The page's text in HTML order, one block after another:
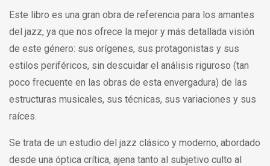
Este libro es una gran obra de referencia para los amantes
del jazz, ya que nos ofrece la mejor y más detallada visión
de este género: sus orígenes, sus protagonistas y sus
estilos periféricos, sin descuidar el análisis riguroso (tan
poco frecuente en las obras de esta envergadura) de las
estructuras musicales, sus técnicas, sus variaciones y sus
raíces.
Se trata de un estudio del jazz clásico y moderno, abordado
desde una óptica crítica, ajena tanto al subjetivo culto al